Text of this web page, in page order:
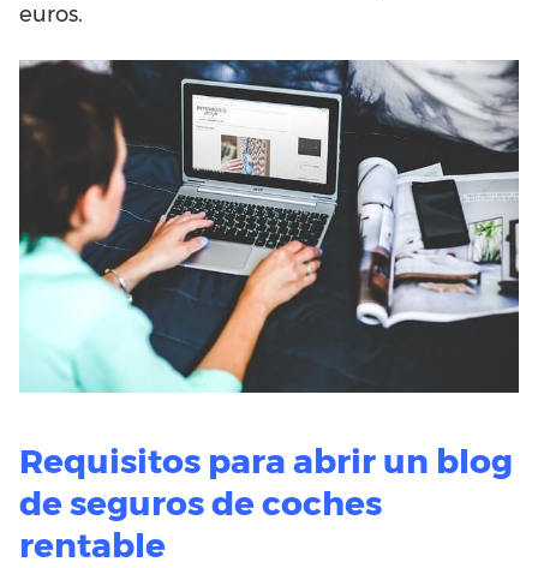
euros.
Requisitos para abrir un blog
de seguros de coches
rentable